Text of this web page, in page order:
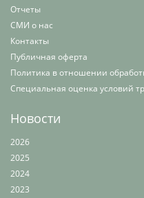
Отчеты
СМИ о нас
Контакты
Публичная оферта
Политика в отношении
Специальная оценка условий
Новости
2026
2025
2024
2023